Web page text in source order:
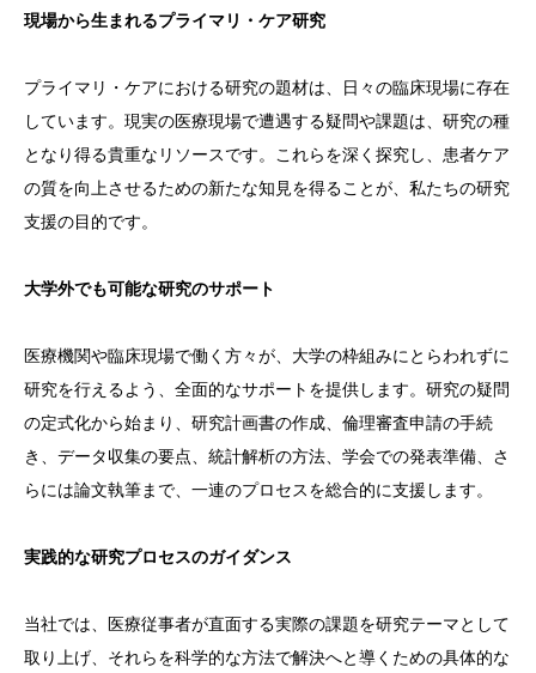
現場から生まれるプライマリ・ケア研究
プライマリ・ケアにおける研究の題材は、日々の臨床現場に存在
しています。現実の医療現場で遭遇する疑問や課題は、研究の種
となり得る貴重なリソースです。これらを深く探究し、患者ケア
の質を向上させるための新たな知見を得ることが、私たちの研究
支援の目的です。
大学外でも可能な研究のサポート
医療機関や臨床現場で働く方々が、大学の枠組みにとらわれずに
研究を行えるよう、全面的なサポートを提供します。研究の疑問
の定式化から始まり、研究計画書の作成、倫理審査申請の手続
き、データ収集の要点、統計解析の方法、学会での発表準備、さ
らには論文執筆まで、一連のプロセスを総合的に支援します。
実践的な研究プロセスのガイダンス
当社では、医療従事者が直面する実際の課題を研究テーマとして
取り上げ、それらを科学的な方法で解決へと導くための具体的な